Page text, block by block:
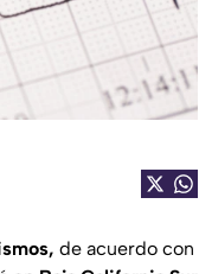
de acuerdo con